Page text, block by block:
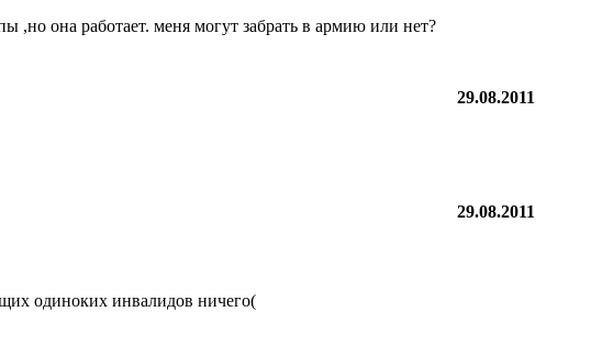
,но она работает. меня могут забрать в армию или нет?
29.08.2011
29.08.2011
одиноких инвалидов ничего(